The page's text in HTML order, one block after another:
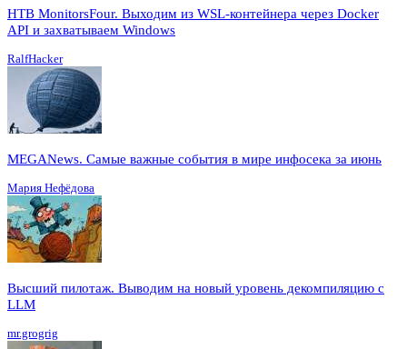
HTB MonitorsFour. Выходим из WSL-контейнера через Docker
API и захватываем Windows
RalfHacker
MEGANews. Cамые важные события в мире инфосека за июнь
Мария Нефёдова
Высший пилотаж. Выводим на новый уровень декомпиляцию с
LLM
mr.grogrig